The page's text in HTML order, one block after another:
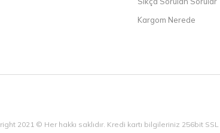
Kargom Nerede
2021 © Her hakkı saklıdır. Kredi kartı bilgileriniz 256bit